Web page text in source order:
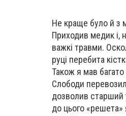
Не краще було й з
Приходив медик і,
важкі травми.
руці перебита
Також я мав
Слободи
дозволив старший
до цього «решета»